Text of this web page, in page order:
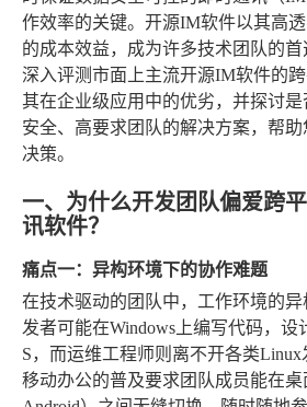
作效率的关键。开源IM软件以其高
的成本效益，成为许多技术团队的
深入评测市面上主流开源IM软件的
其在企业级应用中的优劣，并探讨
安全、高要求团队的解决方案，帮
决策。
一、为什么开发团队偏爱跨
讯软件？
痛点一：异构环境下的协作难题
在技术驱动的团队中，工作环境的
发者可能在Windows上编写代码，设
S，而运维工程师则离不开各类Linux
移动办公的普及要求团队成员能在